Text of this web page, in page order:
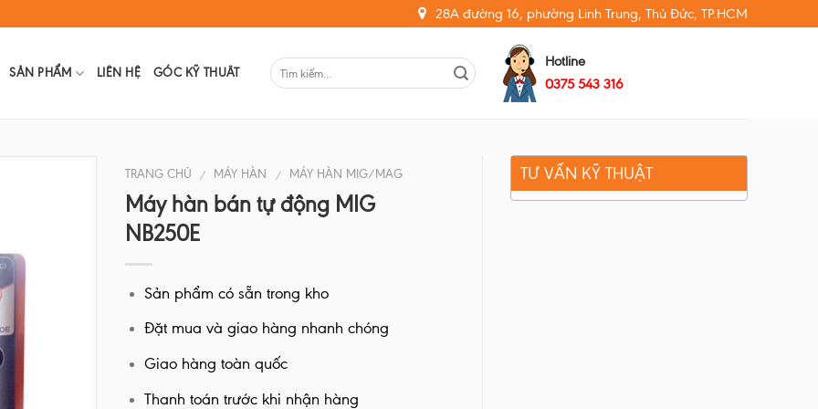
28A đường 16, phường Linh Trung, Thủ Đức, TP.HCM
SẢN PHẨM LIÊN HỆ GÓC KỸ THUÂT
Hotline
0375 543 316
TRANG CHỦ / MÁY HÀN / MÁY HÀN MIG/MAG
Máy hàn bán tự động MIG
NB250E
Sản phẩm có sẵn trong kho
Đặt mua và giao hàng nhanh chóng
Giao hàng toàn quốc
Thanh toán trước khi nhận hàng
TƯ VẤN KỸ THUẬT